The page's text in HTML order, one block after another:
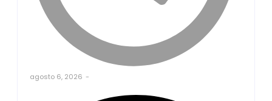
agosto 6, 2026 -